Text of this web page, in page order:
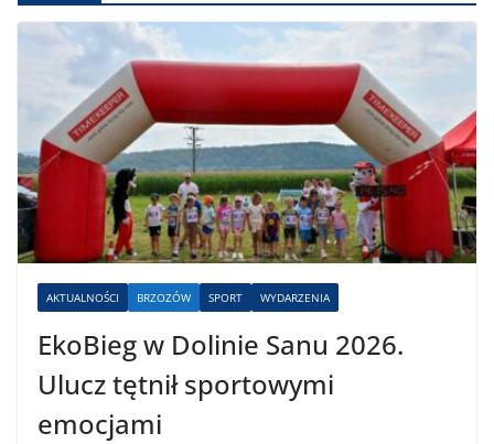
AKTUALNOŚCI BRZOZÓW SPORT WYDARZENIA
EkoBieg w Dolinie Sanu 2026.
Ulucz tętnił sportowymi
emocjami